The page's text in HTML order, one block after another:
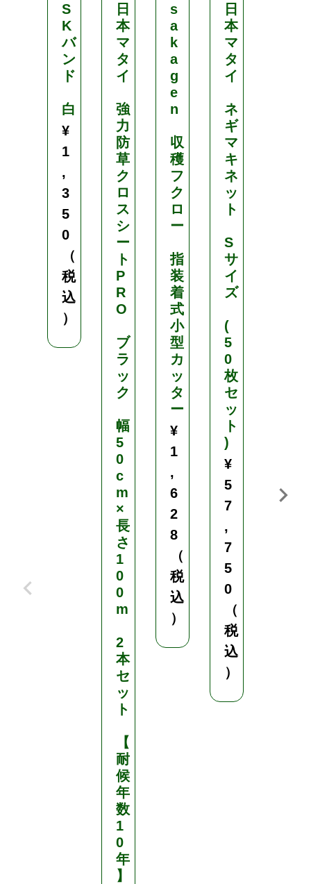
S
K
バ
ン
ド
白
¥
1
,
3
5
0
（
税
込
）
日
本
マ
タ
イ
強
力
防
草
ク
ロ
ス
シ
ー
ト
P
R
O
ブ
ラ
ッ
ク
幅
5
0
c
m
×
長
さ
1
0
0
m
2
本
セ
ッ
ト
【
耐
候
年
数
1
0
年
】
s
a
k
a
g
e
n
収
穫
フ
ク
ロ
ー
指
装
着
式
小
型
カ
ッ
タ
ー
¥
1
,
6
2
8
（
税
込
）
日
本
マ
タ
イ
ネ
ギ
マ
キ
ネ
ッ
ト
S
サ
イ
ズ
(
5
0
枚
セ
ッ
ト
)
¥
5
7
,
7
5
0
（
税
込
）
）